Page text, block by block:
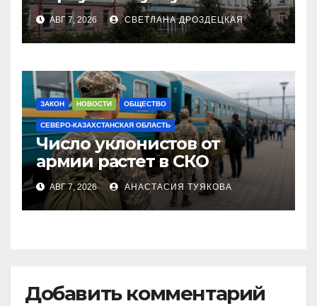
University построят филиал
КазНУИ за 6,5 млрд тенге
АВГ 7, 2026 СВЕТЛАНА ДРОЗДЕЦКАЯ
ЗАКОН НОВОСТИ ОБЩЕСТВО
СЕВЕРО-КАЗАХСТАНСКАЯ ОБЛАСТЬ
Число уклонистов от
армии растет в СКО
АВГ 7, 2026 АНАСТАСИЯ ТУЯКОВА
Добавить комментарий